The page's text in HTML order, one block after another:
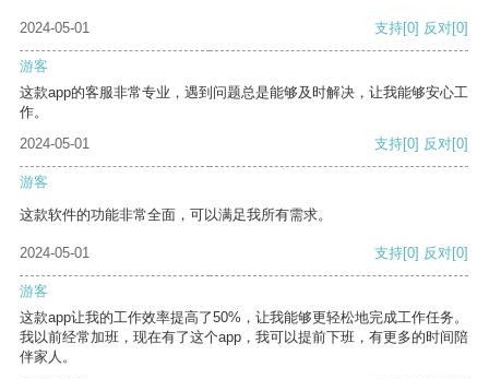
2024-05-01 支持[0] 反对[0]
游客
这款app的客服非常专业，遇到问题总是能够及时解决，让我能够安心工
作。
2024-05-01
支持[0] 反对[0]
游客
这款软件的功能非常全面，可以满足我所有需求。
2024-05-01 支持[0] 反对[0]
游客
这款app让我的工作效率提高了50%，让我能够更轻松地完成工作任务。
我以前经常加班，现在有了这个app，我可以提前下班，有更多的时间陪
伴家人。